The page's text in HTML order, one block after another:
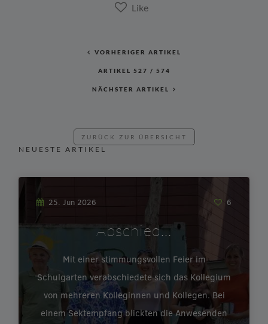
VORHERIGER ARTIKEL
ARTIKEL 527 / 574
NÄCHSTER ARTIKEL
ZURÜCK ZUR ÜBERSICHT
NEUESTE ARTIKEL
25. Jun 2026 6
Abschied…
Mit einer stimmungsvollen Feier im
Schulgarten verabschiedete sich das Kollegium
von mehreren Kolleginnen und Kollegen. Bei
einem Sektempfang blickten die Anwesenden